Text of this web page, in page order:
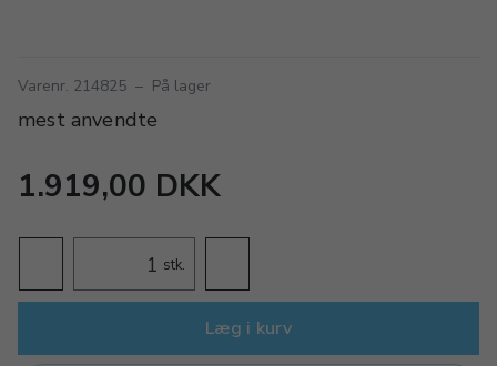
Varenr. 214825 – På lager
mest anvendte
1.919,00 DKK
stk.
Læg i kurv